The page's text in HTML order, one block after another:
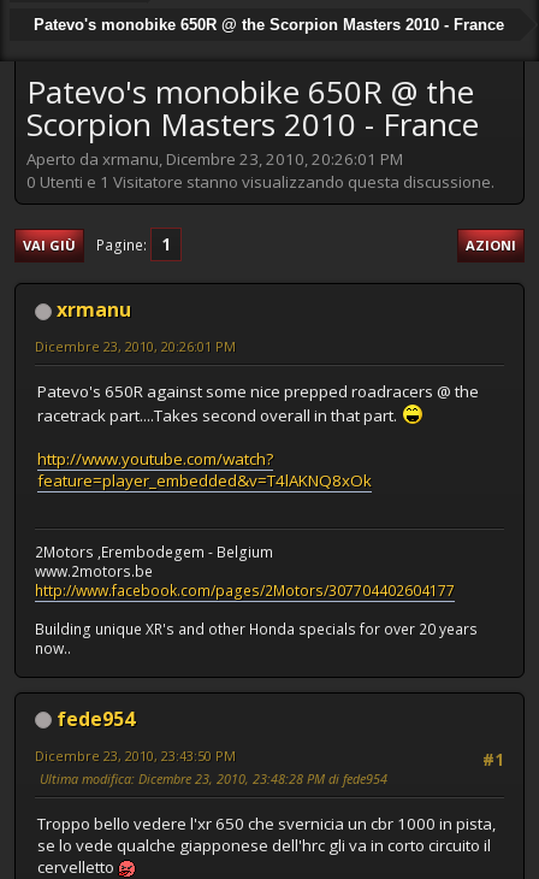
Patevo's monobike 650R @ the Scorpion Masters 2010 - France
Patevo's monobike 650R @ the
Scorpion Masters 2010 - France
Aperto da xrmanu, Dicembre 23, 2010, 20:26:01 PM
0 Utenti e 1 Visitatore stanno visualizzando questa discussione.
VAI GIÙ Pagine 1 AZIONI
xrmanu
Dicembre 23, 2010, 20:26:01 PM
Patevo's 650R against some nice prepped roadracers @ the
racetrack part....Takes second overall in that part.
http://www.youtube.com/watch?
feature=player_embedded&v=T4lAKNQ8xOk
2Motors ,Erembodegem - Belgium
www.2motors.be
http://www.facebook.com/pages/2Motors/307704402604177
Building unique XR's and other Honda specials for over 20 years
now..
fede954
#1
Dicembre 23, 2010, 23:43:50 PM
Ultima modifica: Dicembre 23, 2010, 23:48:28 PM di fede954
Troppo bello vedere l'xr 650 che svernicia un cbr 1000 in pista,
se lo vede qualche giapponese dell'hrc gli va in corto circuito il
cervelletto